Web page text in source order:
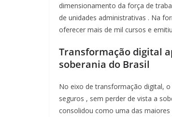
dimensionamento da força de
de unidades administrativas . Na
oferecer mais de mil cursos e emitiu
Transformação digital
soberania do Brasil
No eixo detransformação digital, o
seguros , sem perder de vista a
consolidou como uma das maiores